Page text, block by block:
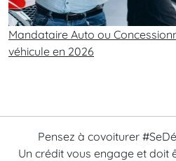
Mandataire Auto ou
véhicule en 2026
Pensez à covoiturer
Un crédit vous engage et doit